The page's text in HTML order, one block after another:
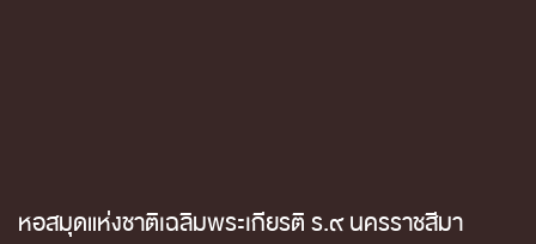
หอสมุดแห่งชาติเฉลิมพระเกียรติ ร.๙ นครราชสีมา